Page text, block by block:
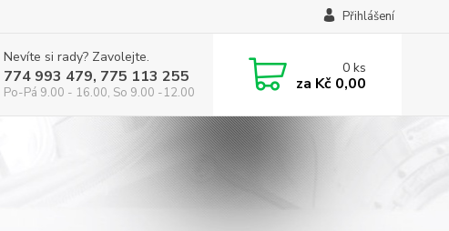
Přihlášení
Nevíte si rady? Zavolejte.
774 993 479, 775 113 255
Po-Pá 9.00 - 16.00, So 9.00 -12.00
0ks
za Kč 0,00